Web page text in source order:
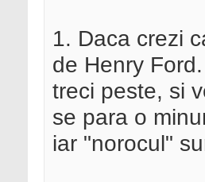
1. Daca crezi
de Henry
treci peste, si
se para o
iar "norocul"